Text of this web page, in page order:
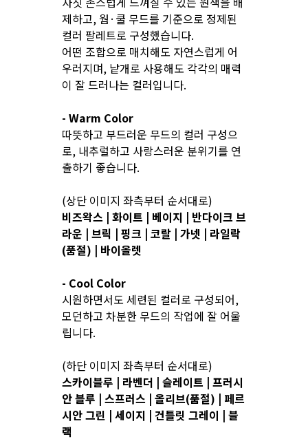
제하고, 웜·쿨 무드를 기준으로 정제된
컬러 팔레트로 구성했습니다.
어떤 조합으로 매치해도 자연스럽게 어
우러지며, 낱개로 사용해도 각각의 매력
이 잘 드러나는 컬러입니다.
- Warm Color
따뜻하고 부드러운 무드의 컬러 구성으
로, 내추럴하고 사랑스러운 분위기를 연
출하기 좋습니다.
(상단 이미지 좌측부터 순서대로)
비즈왁스 | 화이트 | 베이지 | 반다이크 브
라운 | 브릭 | 핑크 | 코랄 | 가넷 | 라일락
(품절) | 바이올렛
- Cool Color
시원하면서도 세련된 컬러로 구성되어,
모던하고 차분한 무드의 작업에 잘 어울
립니다.
(하단 이미지 좌측부터 순서대로)
스카이블루 | 라벤더 | 슬레이트 | 프러시
안 블루 | 스프러스 | 올리브(품절) | 페르
시안 그린 | 세이지 | 건틀릿 그레이 | 블
랙